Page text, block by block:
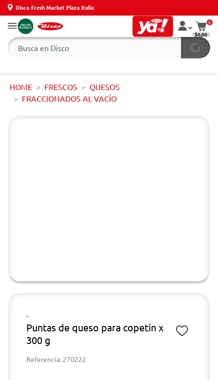
Disco Fresh Market Plaza Italia
0
$0,00
HOME FRESCOS
QUESOS
FRACCIONADOS AL VACÍO
-
Puntas de queso para copetín x
300 g
Referencia: 270222